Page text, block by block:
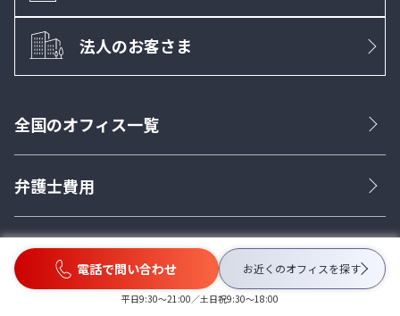
電話で問い合わせ お近くのオフィスを探す
平日9:30〜21:00／土日祝9:30〜18:00
法人のお客さま
全国のオフィス一覧
弁護士費用
ご相談の流れ
ベリーベストが選ばれる理由